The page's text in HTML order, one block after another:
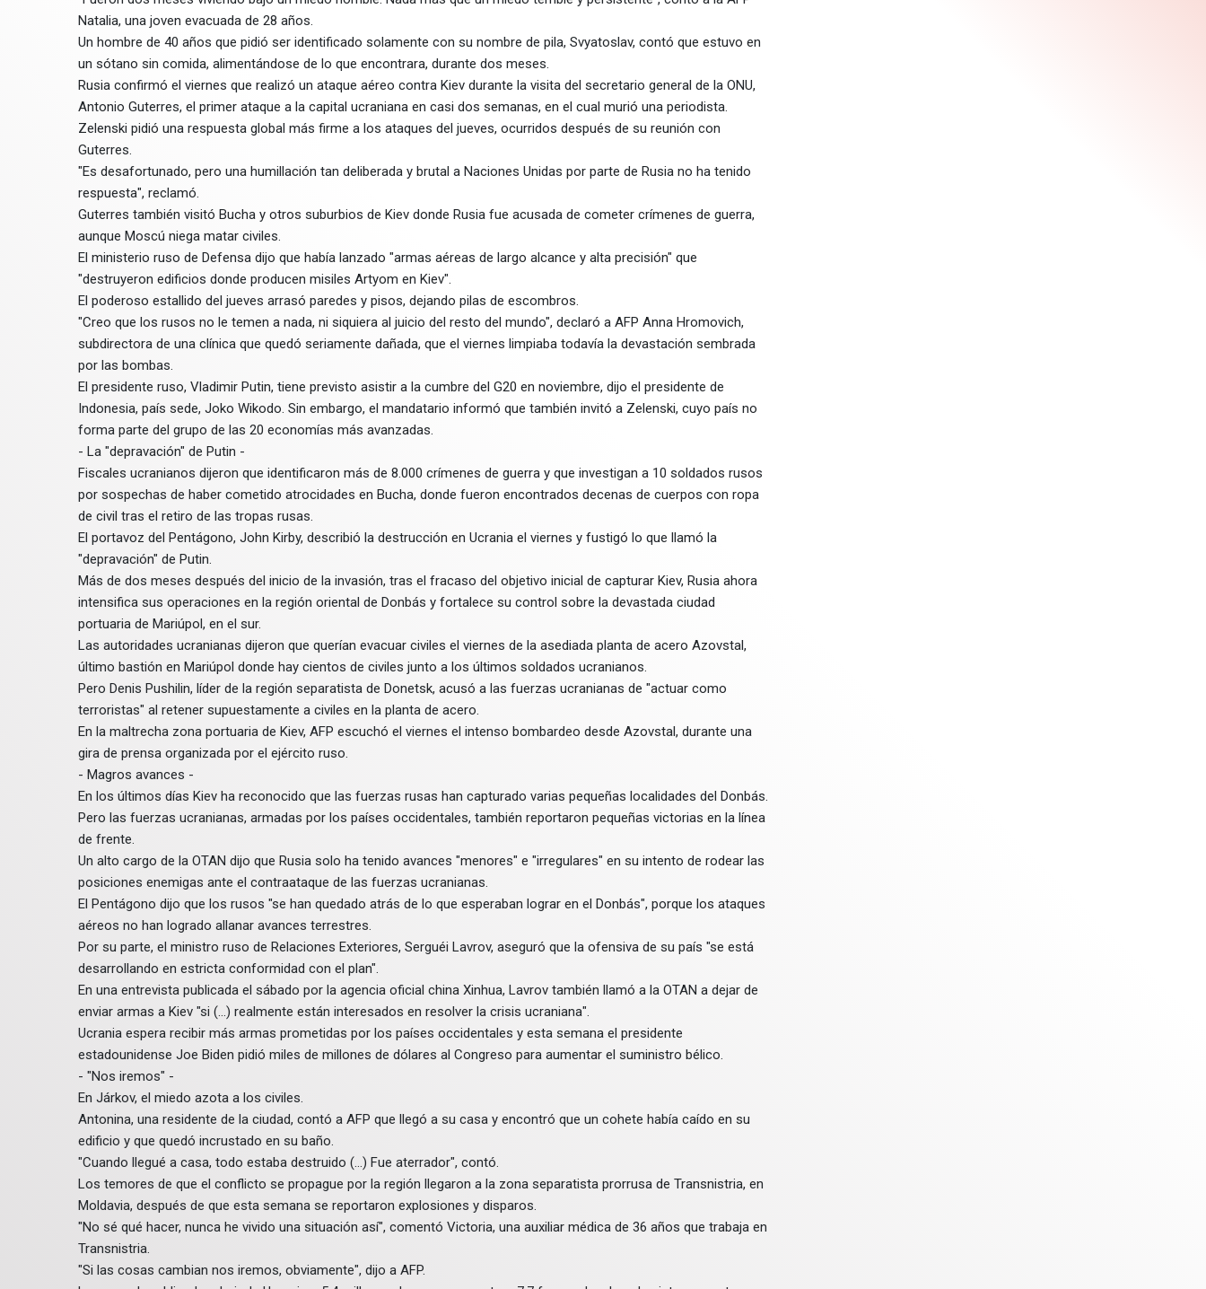
Natalia, una joven evacuada de 28 años.
Un hombre de 40 años que pidió ser identificado solamente con su nombre de pila, Svyatoslav, contó que estuvo en
un sótano sin comida, alimentándose de lo que encontrara, durante dos meses.
Rusia confirmó el viernes que realizó un ataque aéreo contra Kiev durante la visita del secretario general de la ONU,
Antonio Guterres, el primer ataque a la capital ucraniana en casi dos semanas, en el cual murió una periodista.
Zelenski pidió una respuesta global más firme a los ataques del jueves, ocurridos después de su reunión con
Guterres.
"Es desafortunado, pero una humillación tan deliberada y brutal a Naciones Unidas por parte de Rusia no ha tenido
respuesta", reclamó.
Guterres también visitó Bucha y otros suburbios de Kiev donde Rusia fue acusada de cometer crímenes de guerra,
aunque Moscú niega matar civiles.
El ministerio ruso de Defensa dijo que había lanzado "armas aéreas de largo alcance y alta precisión" que
"destruyeron edificios donde producen misiles Artyom en Kiev".
El poderoso estallido del jueves arrasó paredes y pisos, dejando pilas de escombros.
"Creo que los rusos no le temen a nada, ni siquiera al juicio del resto del mundo", declaró a AFP Anna Hromovich,
subdirectora de una clínica que quedó seriamente dañada, que el viernes limpiaba todavía la devastación sembrada
por las bombas.
El presidente ruso, Vladimir Putin, tiene previsto asistir a la cumbre del G20 en noviembre, dijo el presidente de
Indonesia, país sede, Joko Wikodo. Sin embargo, el mandatario informó que también invitó a Zelenski, cuyo país no
forma parte del grupo de las 20 economías más avanzadas.
- La "depravación" de Putin -
Fiscales ucranianos dijeron que identificaron más de 8.000 crímenes de guerra y que investigan a 10 soldados rusos
por sospechas de haber cometido atrocidades en Bucha, donde fueron encontrados decenas de cuerpos con ropa
de civil tras el retiro de las tropas rusas.
El portavoz del Pentágono, John Kirby, describió la destrucción en Ucrania el viernes y fustigó lo que llamó la
"depravación" de Putin.
Más de dos meses después del inicio de la invasión, tras el fracaso del objetivo inicial de capturar Kiev, Rusia ahora
intensifica sus operaciones en la región oriental de Donbás y fortalece su control sobre la devastada ciudad
portuaria de Mariúpol, en el sur.
Las autoridades ucranianas dijeron que querían evacuar civiles el viernes de la asediada planta de acero Azovstal,
último bastión en Mariúpol donde hay cientos de civiles junto a los últimos soldados ucranianos.
Pero Denis Pushilin, líder de la región separatista de Donetsk, acusó a las fuerzas ucranianas de "actuar como
terroristas" al retener supuestamente a civiles en la planta de acero.
En la maltrecha zona portuaria de Kiev, AFP escuchó el viernes el intenso bombardeo desde Azovstal, durante una
gira de prensa organizada por el ejército ruso.
- Magros avances -
En los últimos días Kiev ha reconocido que las fuerzas rusas han capturado varias pequeñas localidades del Donbás.
Pero las fuerzas ucranianas, armadas por los países occidentales, también reportaron pequeñas victorias en la línea
de frente.
Un alto cargo de la OTAN dijo que Rusia solo ha tenido avances "menores" e "irregulares" en su intento de rodear las
posiciones enemigas ante el contraataque de las fuerzas ucranianas.
El Pentágono dijo que los rusos "se han quedado atrás de lo que esperaban lograr en el Donbás", porque los ataques
aéreos no han logrado allanar avances terrestres.
Por su parte, el ministro ruso de Relaciones Exteriores, Serguéi Lavrov, aseguró que la ofensiva de su país "se está
desarrollando en estricta conformidad con el plan".
En una entrevista publicada el sábado por la agencia oficial china Xinhua, Lavrov también llamó a la OTAN a dejar de
enviar armas a Kiev "si (...) realmente están interesados en resolver la crisis ucraniana".
Ucrania espera recibir más armas prometidas por los países occidentales y esta semana el presidente
estadounidense Joe Biden pidió miles de millones de dólares al Congreso para aumentar el suministro bélico.
- "Nos iremos" -
En Járkov, el miedo azota a los civiles.
Antonina, una residente de la ciudad, contó a AFP que llegó a su casa y encontró que un cohete había caído en su
edificio y que quedó incrustado en su baño.
"Cuando llegué a casa, todo estaba destruido (...) Fue aterrador", contó.
Los temores de que el conflicto se propague por la región llegaron a la zona separatista prorrusa de Transnistria, en
Moldavia, después de que esta semana se reportaron explosiones y disparos.
"No sé qué hacer, nunca he vivido una situación así", comentó Victoria, una auxiliar médica de 36 años que trabaja en
Transnistria.
"Si las cosas cambian nos iremos, obviamente", dijo a AFP.